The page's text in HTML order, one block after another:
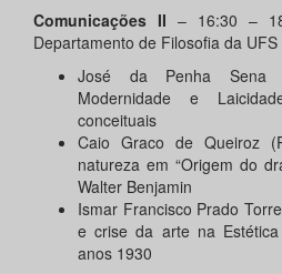
Comunicações II – 16:30 –
Departamento de Filosofia da UFS
José da Penha Sena
Modernidade e
conceituais
Caio Graco de Queiroz
natureza em “Origem do
Walter Benjamin
Ismar Francisco Prado
e crise da arte na
anos 1930